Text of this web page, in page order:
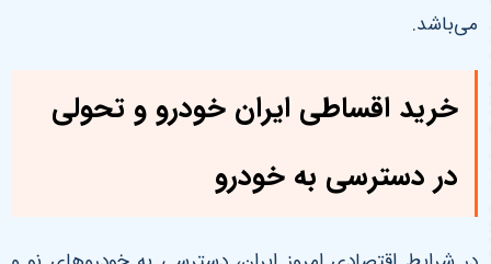
می‌باشد.
خرید اقساطی ایران خودرو و تحولی
در دسترسی به خودرو